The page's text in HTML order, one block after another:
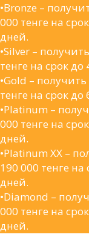
•Bronze –
000 тенге на
дней.
•Silver –
тенге на срок до
•Gold –
тенге на срок до
•Platinum –
000 тенге на
дней.
•Platinum XX –
190 000 тенге на
дней.
•Diamond –
000 тенге на
дней.